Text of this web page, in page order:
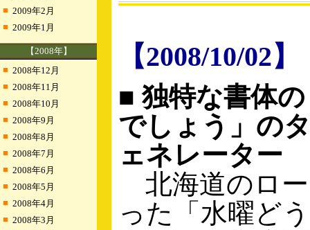
■ 2009年2月
■ 2009年1月
【2008年】
■ 2008年12月
■ 2008年11月
■ 2008年10月
■ 2008年9月
■ 2008年8月
■ 2008年7月
■ 2008年6月
■ 2008年5月
■ 2008年4月
■ 2008年3月
【2008/10/02】
■ 独特な書体
でしょう」の
ェネレーター
北海道のロ
った「水曜ど